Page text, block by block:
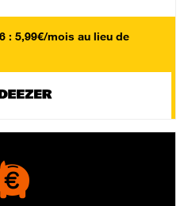
: 5,99€/mois au lieu de